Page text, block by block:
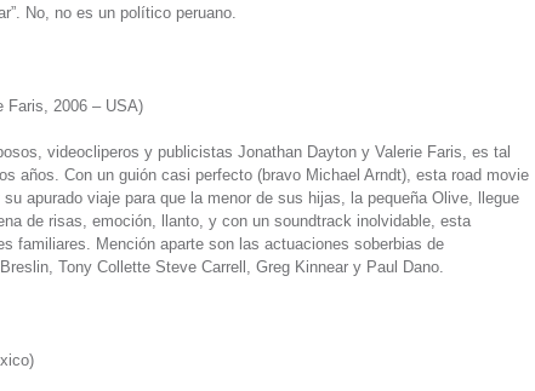
No, no es un político peruano.
Faris, 2006 – USA)
videocliperos y publicistas Jonathan Dayton y Valerie Faris, es tal
años. Con un guión casi perfecto (bravo Michael Arndt), esta road movie
apurado viaje para que la menor de sus hijas, la pequeña Olive, llegue
de risas, emoción, llanto, y con un soundtrack inolvidable, esta
familiares. Mención aparte son las actuaciones soberbias de
Tony Collette Steve Carrell, Greg Kinnear y Paul Dano.